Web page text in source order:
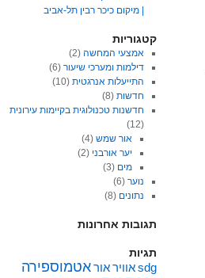
| מיקום כיכר רבין תל-אביב
קטגוריות
אמצעי המחשה(2)
דילמות ומערכי שיעור(6)
התייעלות אנרגטית(10)
חדשות(8)
חדשנות טכנולוגית בקיימות עירונית
(12)
אור שמש (4)
יער אורבני (2)
מים (3)
נוער(6)
נתונים (8)
תגובות אחרונות
תגיות
sdgאוויראוראטמוספירה